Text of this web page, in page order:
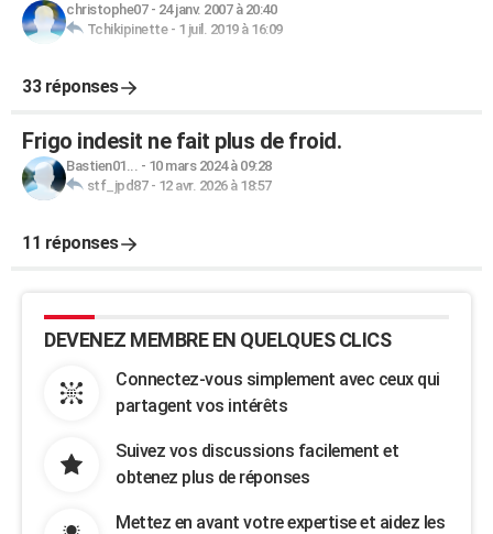
christophe07- 24 janv. 2007 à 20:40
Tchikipinette- 1 juil. 2019 à 16:09
33 réponses
Frigo indesit ne fait plus de froid.
Bastien01... - 10 mars 2024 à 09:28
stf_jpd87- 12 avr. 2026 à 18:57
11 réponses
DEVENEZ MEMBRE EN QUELQUES CLICS
Connectez-vous simplement avec ceux qui
partagent vos intérêts
Suivez vos discussions facilement et
obtenez plus de réponses
Mettez en avant votre expertise et aidez les